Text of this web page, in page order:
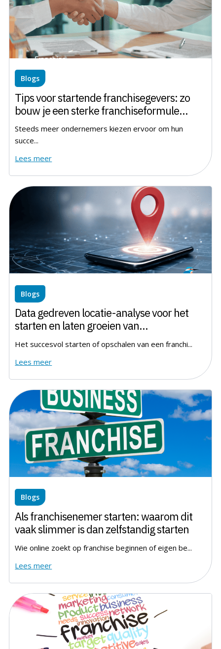
Blogs
Tips voor startende franchisegevers: zo
bouw je een sterke franchiseformule
vanaf de basis
Steeds meer ondernemers kiezen ervoor om hun
succe...
Lees meer
Blogs
Data gedreven locatie-analyse voor het
starten en laten groeien van
franchiseformules
Het succesvol starten of opschalen van een franchi...
Lees meer
Blogs
Als franchisenemer starten: waarom dit
vaak slimmer is dan zelfstandig starten
Wie online zoekt op franchise beginnen of eigen be...
Lees meer